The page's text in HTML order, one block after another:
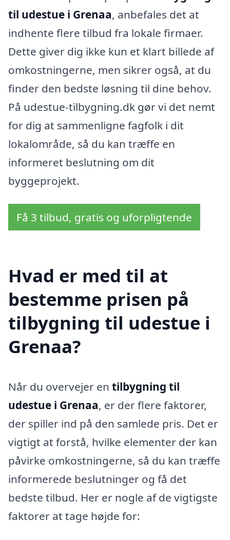
til udestue i Grenaa, anbefales det at
indhente flere tilbud fra lokale firmaer.
Dette giver dig ikke kun et klart billede af
omkostningerne, men sikrer også, at du
finder den bedste løsning til dine behov.
På udestue-tilbygning.dk gør vi det nemt
for dig at sammenligne fagfolk i dit
lokalområde, så du kan træffe en
informeret beslutning om dit
byggeprojekt.
Få 3 tilbud, gratis og uforpligtende
Hvad er med til at
bestemme prisen på
tilbygning til udestue i
Grenaa?
Når du overvejer en tilbygning til
udestue i Grenaa, er der flere faktorer,
der spiller ind på den samlede pris. Det er
vigtigt at forstå, hvilke elementer der kan
påvirke omkostningerne, så du kan træffe
informerede beslutninger og få det
bedste tilbud. Her er nogle af de vigtigste
faktorer at tage højde for: